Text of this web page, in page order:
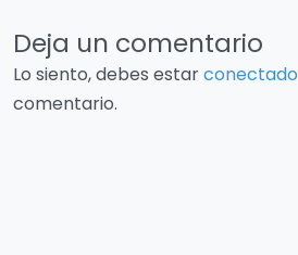
Deja un comentario
Lo siento, debes estarconectado
comentario.